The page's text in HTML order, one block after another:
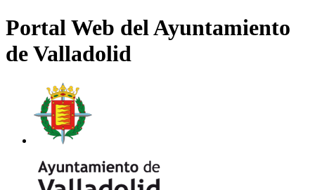
Portal Web del Ayuntamiento
de Valladolid